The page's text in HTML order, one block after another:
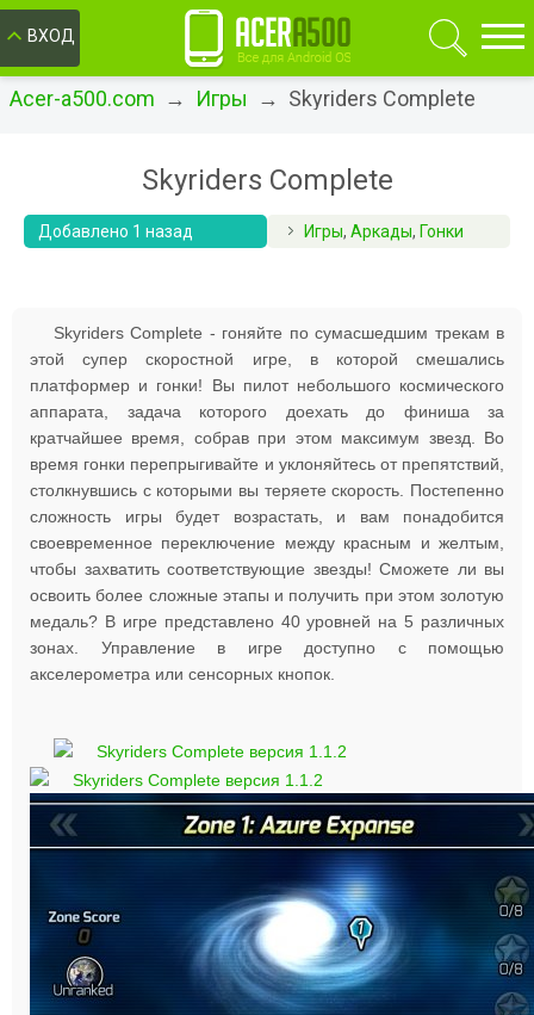
ВХОД
Acer-a500.com → Игры → Skyriders Complete
Skyriders Complete
Добавлено 1 назад Игры, Аркады, Гонки
Skyriders Complete - гоняйте по сумасшедшим трекам в
этой супер скоростной игре, в которой смешались
платформер и гонки! Вы пилот небольшого космического
аппарата, задача которого доехать до финиша за
кратчайшее время, собрав при этом максимум звезд. Во
время гонки перепрыгивайте и уклоняйтесь от препятствий,
столкнувшись с которыми вы теряете скорость. Постепенно
сложность игры будет возрастать, и вам понадобится
своевременное переключение между красным и желтым,
чтобы захватить соответствующие звезды! Сможете ли вы
освоить более сложные этапы и получить при этом золотую
медаль? В игре представлено 40 уровней на 5 различных
зонах. Управление в игре доступно с помощью
акселерометра или сенсорных кнопок.